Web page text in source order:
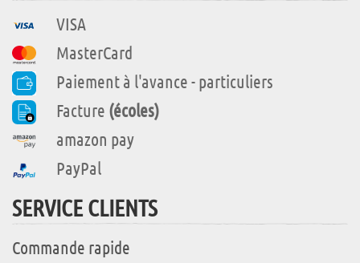
VISA
MasterCard
Paiement à l'avance - particuliers
Facture (écoles)
amazon pay
PayPal
SERVICE CLIENTS
Commande rapide